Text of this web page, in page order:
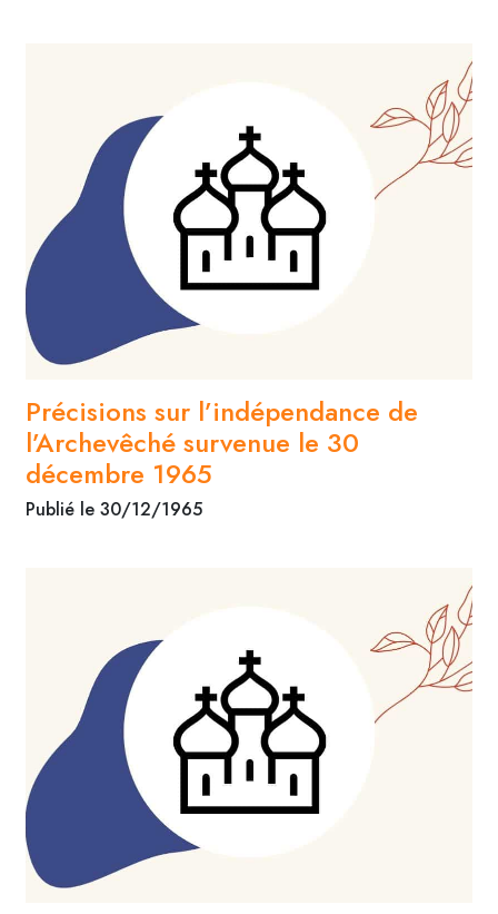
Précisions sur l’indépendance de
l’Archevêché survenue le 30
décembre 1965
Publié le 30/12/1965